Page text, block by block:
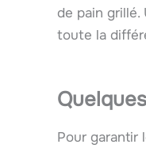
de pain
toute la
Pour garantir